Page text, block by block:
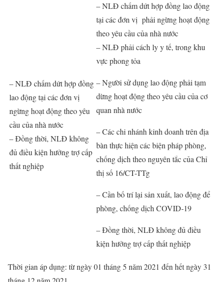
– NLĐ chấm dứt hợp đồng
lao động tại các đơn vị
ngừng hoạt động theo yêu
cầu của nhà nước
– Đồng thời, NLĐ không
đủ điều kiện hưởng trợ cấp
thất nghiệp
– NLĐ chấm dứt hợp đồng lao động
tại các đơn vị phải ngừng hoạt động
theo yêu cầu của nhà nước
– NLĐ phải cách ly y tế, trong khu
vực phong tỏa
– Người sử dụng lao động phải tạm
dừng hoạt động theo yêu cầu của cơ
quan nhà nước
– Các chi nhánh kinh doanh trên địa
bàn thực hiện các biện pháp phòng,
chống dịch theo nguyên tắc của Chỉ
thị số 16/CT-TTg
– Cần bố trí lại sản xuất, lao động để
phòng, chống dịch COVID-19
– Đồng thời, NLĐ không đủ điều
kiện hưởng trợ cấp thất nghiệp
Thời gian áp dụng: từ ngày 01 tháng 5 năm 2021 đến hết ngày 31